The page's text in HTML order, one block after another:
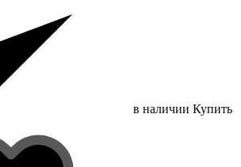
в наличии Купить